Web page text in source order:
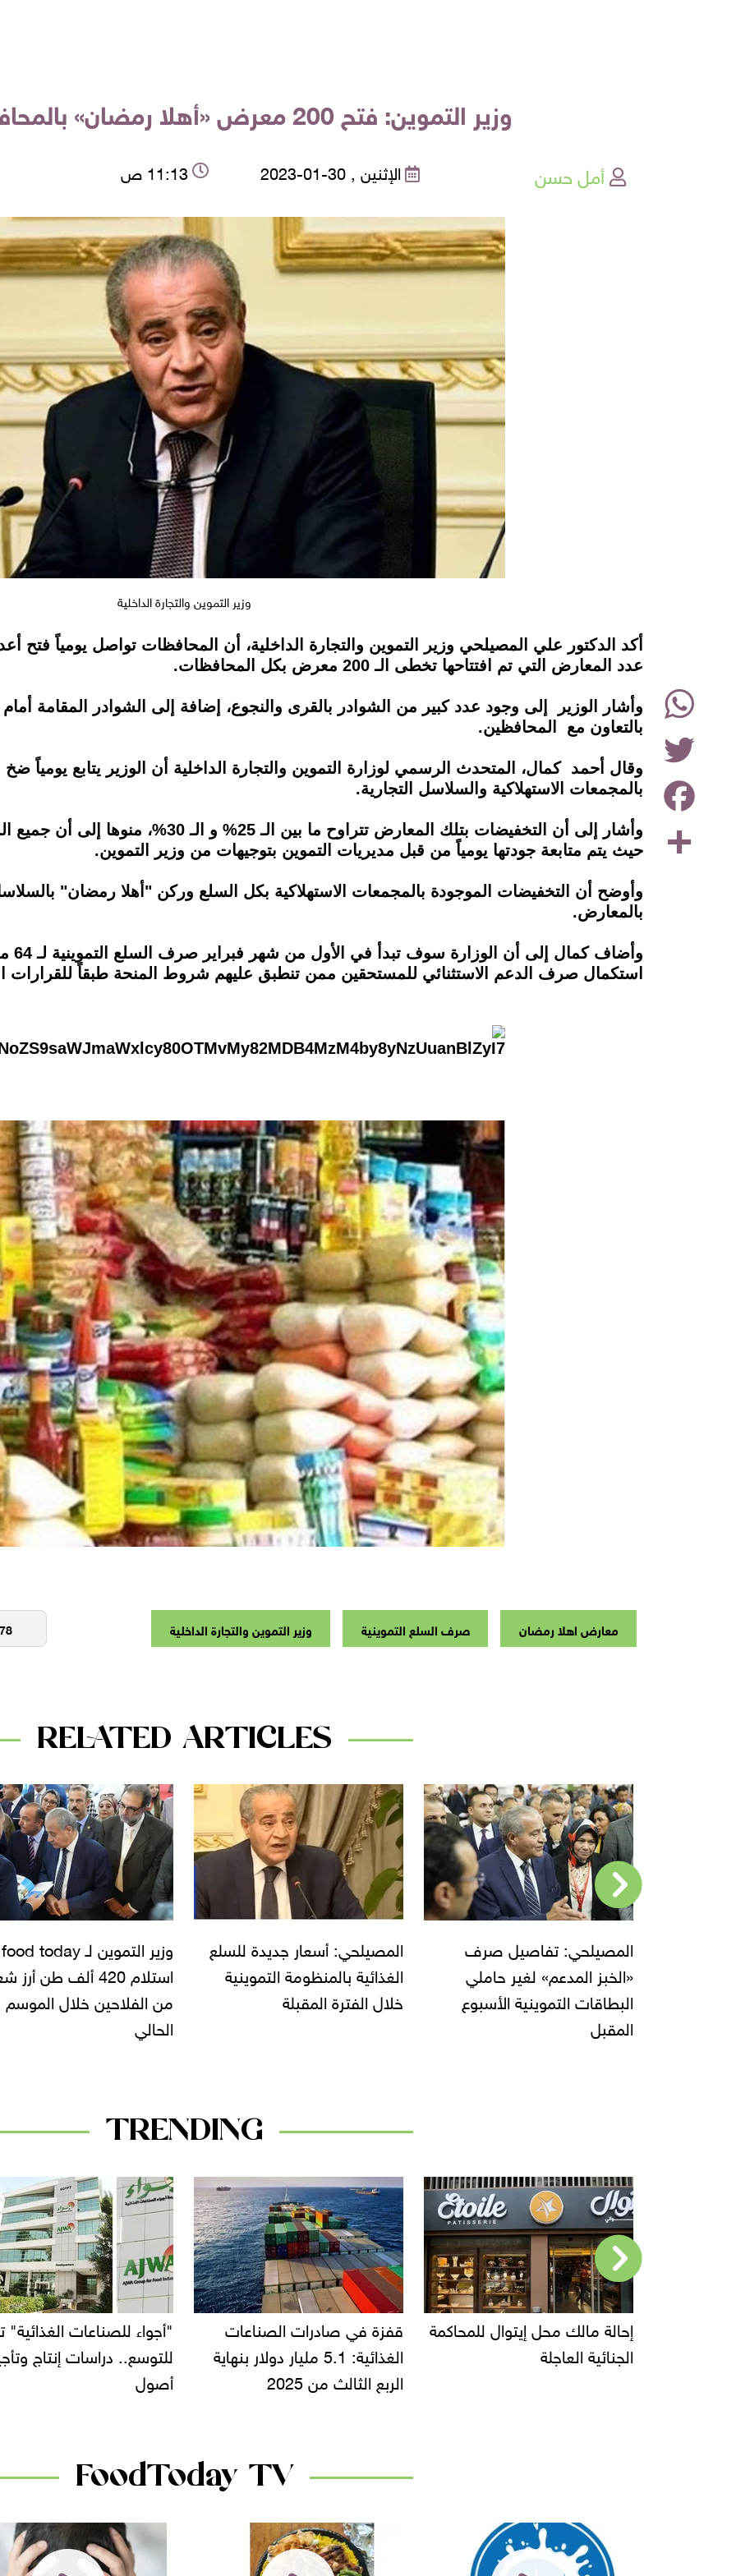
وزير التموين: فتح 200 معرض «أهلا رمضان» بالمحافظات حتى الآن
أمل حسن الإثنين , 30-01-2023 11:13 ص
وزير التموين والتجارة الداخلية
Share
Facebook
Twitter
WhatsApp
instagramأكد الدكتور علي المصيلحي وزير التموين ‏والتجارة الداخلية، أن المحافظات تواصل يومياً
عدد ‏المعارض التي تم افتتاحها تخطى الـ 200 معرض بكل ‏المحافظات.
وأشار الوزير إلى وجود عدد كبير من الشوادر بالقرى ‏والنجوع، إضافة إلى الشوادر المقامة
بالتعاون مع المحافظين.‏
وقال أحمد كمال، المتحدث الرسمي لوزارة التموين والتجارة الداخلية أن الوزير يتابع يومياً
بالمجمعات الاستهلاكية ‏والسلاسل التجارية.
وأشار إلى أن التخفيضات ‏بتلك المعارض تتراوح ما
حيث يتم ‏متابعة جودتها يومياً من قبل مديريات التموين بتوجيهات من وزير التموين.
وأوضح أن التخفيضات الموجودة بالمجمعات ‏الاستهلاكية بكل السلع وركن "أهلا رمضان"
بالمعارض.
استكمال صرف الدعم الاستثنائي للمستحقين ممن تنطبق ‏عليهم شروط المنحة طبقاً للقرارات
معارض اهلا رمضان صرف السلع التموينية وزير التموين والتجارة الداخلية
RELATED ARTICLES
المصيلحي: تفاصيل صرف
«الخبز المدعم» لغير حاملي
البطاقات التموينية الأسبوع
المقبل
المصيلحي: أسعار جديدة للسلع
الغذائية بالمنظومة التموينية
خلال الفترة المقبلة
استلام 420 ألف طن
من الفلاحين خلال الموسم
الحالي
TRENDING
إحالة مالك محل إيتوال للمحاكمة
الجنائية العاجلة
قفزة في صادرات الصناعات
الغذائية: 5.1 مليار دولار بنهاية
الربع الثالث من 2025
"أجواء للصناعات
للتوسع.. دراسات إنتاج
أصول
FoodToday TV